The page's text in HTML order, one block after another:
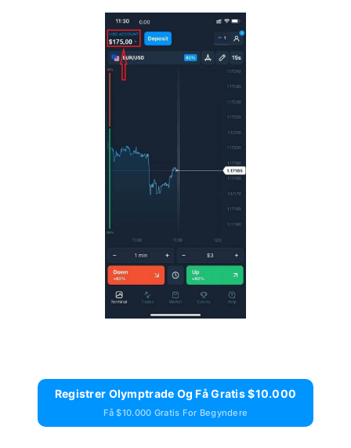
Registrer Olymptrade Og Få Gratis $10.000
Få $10.000 Gratis For Begyndere